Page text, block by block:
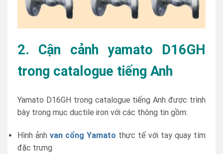
2. Cận cảnh yamato D16GH
trong catalogue tiếng Anh
Yamato D16GH trong catalogue tiếng Anh được trình
bày trong mục ductile iron với các thông tin gồm:
Hình ảnh van cổng Yamato thực tế với tay quay tím
đặc trưng